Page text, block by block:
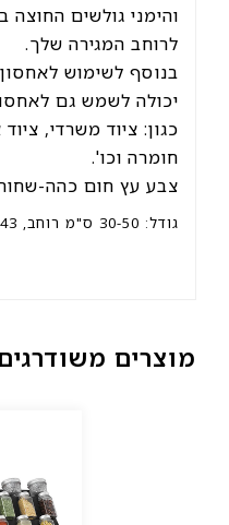
והימני גולשים
לרוחב המגירה שלך.
בנוסף לשימוש
יכולה לשמש גם
כגון: ציוד משרדי,
חומרה וכו'.
צבע עץ חום כהה-
גודל: 30-50 ס"מ רוחב, 43 ס"מ עומק, 5 ס"מ גובה.
מוצרים